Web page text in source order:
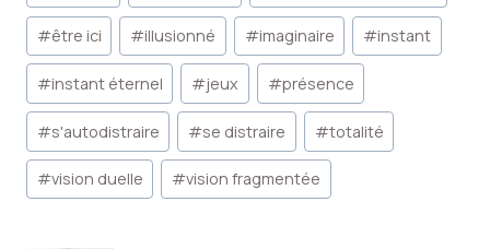
publication :
#être ici #illusionné #imaginaire #instant
#instant éternel #jeux #présence
#s'autodistraire #se distraire #totalité
#vision duelle #vision fragmentée